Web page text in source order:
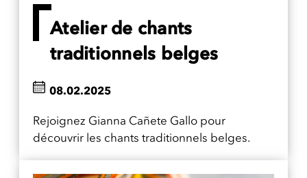
Atelier de chants
traditionnels belges
Rejoignez Gianna Cañete Gallo pour
découvrir les chants traditionnels belges.
08.02.2025